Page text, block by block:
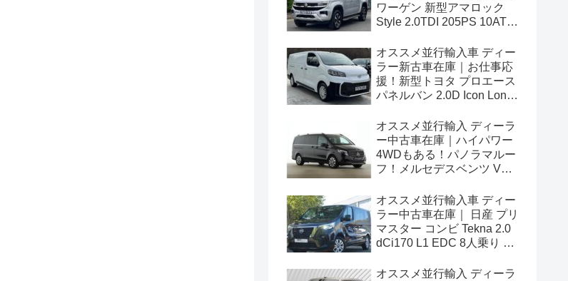
ワーゲン 新型アマロック
Style 2.0TDI 205PS 10AT
オススメ並行輸入車 ディー
ラー新古車在庫｜お仕事応
援！新型トヨタ プロエース
パネルバン 2.0D Icon Long
オススメ並行輸入 ディーラ
ー中古車在庫｜ハイパワー
4WDもある！パノラマルー
フ！メルセデスベンツ Vク
ロング 4Matic 9G-Tronic 左
ハンドル
オススメ並行輸入車 ディー
ラー中古車在庫｜ 日産 プリ
マスター コンビ Tekna 2.0
dCi170 L1 EDC 8人乗り 左
オススメ並行輸入 ディーラ